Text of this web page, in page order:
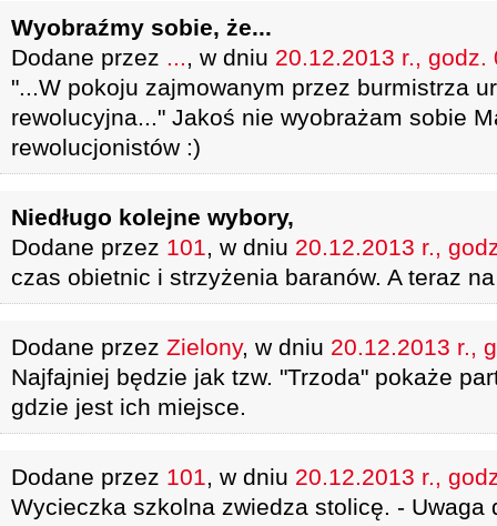
Wyobraźmy sobie, że...
Dodane przez ..., w dniu 20.12.2013 r., godz.
"...W pokoju zajmowanym przez burmistrza
rewolucyjna..." Jakoś nie wyobrażam sobie
rewolucjonistów :)
Niedługo kolejne wybory,
Dodane przez 101, w dniu 20.12.2013 r.,
czas obietnic i strzyżenia baranów. A teraz
Dodane przez Zielony, w dniu 20.12.2013 r.,
Najfajniej będzie jak tzw. "Trzoda" pokaże
gdzie jest ich miejsce.
Dodane przez 101, w dniu 20.12.2013 r.,
Wycieczka szkolna zwiedza stolicę. - Uwaga